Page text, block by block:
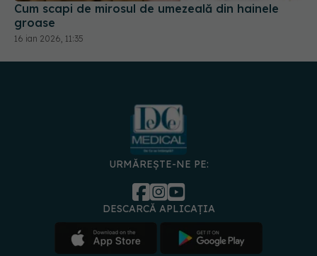
Cum scapi de mirosul de umezeală din hainele
groase
16 ian 2026, 11:35
URMĂREȘTE-NE PE:
DESCARCĂ APLICAȚIA